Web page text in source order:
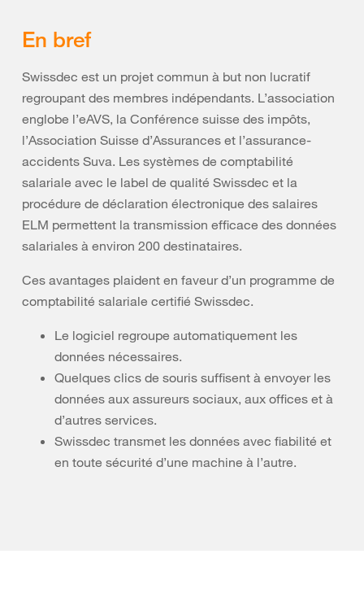
En bref
Swissdec est un projet commun à but non lucratif
regroupant des membres indépendants. L’association
englobe l’eAVS, la Conférence suisse des impôts,
l’Association Suisse d’Assurances et l’assurance-
accidents Suva. Les systèmes de comptabilité
salariale avec le label de qualité Swissdec et la
procédure de déclaration électronique des salaires
ELM permettent la transmission efficace des données
salariales à environ 200 destinataires.
Ces avantages plaident en faveur d’un programme de
comptabilité salariale certifié Swissdec.
Le logiciel regroupe automatiquement les
données nécessaires.
Quelques clics de souris suffisent à envoyer les
données aux assureurs sociaux, aux offices et à
d’autres services.
Swissdec transmet les données avec fiabilité et
en toute sécurité d’une machine à l’autre.